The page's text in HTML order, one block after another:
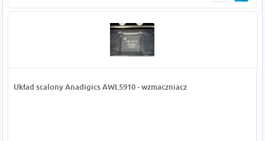
Układ scalony Anadigics AWL5910 - wzmaczniacz